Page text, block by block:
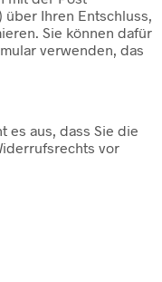
über Ihren Entschluss,
Sie können dafür
verwenden, das
es aus, dass Sie die
vor